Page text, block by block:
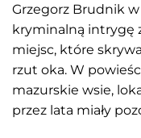
Grzegorz Brudnik w
kryminalną intrygę
miejsc, które
rzut oka. W
mazurskie wsie,
przez lata miały